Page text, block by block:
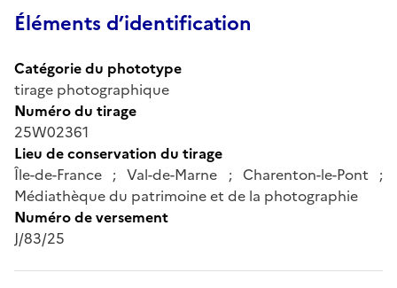
Éléments d’identification
Catégorie du phototype
tirage photographique
Numéro du tirage
25W02361
Lieu de conservation du tirage
Île-de-France ; Val-de-Marne ; Charenton-le-Pont ;
Médiathèque du patrimoine et de la photographie
Numéro de versement
J/83/25